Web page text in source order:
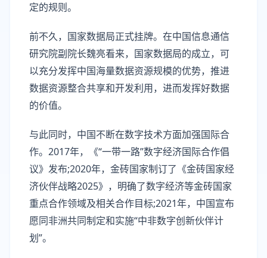
定的规则。
前不久，国家数据局正式挂牌。在中国信息通信
研究院副院长魏亮看来，国家数据局的成立，可
以充分发挥中国海量数据资源规模的优势，推进
数据资源整合共享和开发利用，进而发挥好数据
的价值。
与此同时，中国不断在数字技术方面加强国际合
作。2017年，《“一带一路”数字经济国际合作倡
议》发布;2020年，金砖国家制订了《金砖国家经
济伙伴战略2025》，明确了数字经济等金砖国家
重点合作领域及相关合作目标;2021年，中国宣布
愿同非洲共同制定和实施“中非数字创新伙伴计
划”。